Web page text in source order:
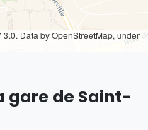
3.0. Data by OpenStreetMap, under
gare de Saint-